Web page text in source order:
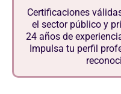
Certificaciones
el sector público y
24 años de
Impulsa tu perfil